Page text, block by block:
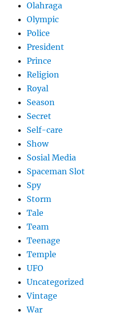
Olahraga
Olympic
Police
President
Prince
Religion
Royal
Season
Secret
Self-care
Show
Sosial Media
Spaceman Slot
Spy
Storm
Tale
Team
Teenage
Temple
UFO
Uncategorized
Vintage
War